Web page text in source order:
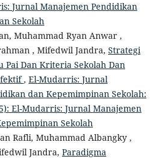
Jurnal Manajemen Pendidikan
Sekolah
Muhammad Ryan Anwar ,
, Mifedwil Jandra, Strategi
Pai Dan Kriteria Sekolah Dan
, El-Mudarris: Jurnal
dan Kepemimpinan Sekolah:
El-Mudarris: Jurnal Manajemen
Sekolah
Rafli, Muhammad Albangky ,
Jandra, Paradigma